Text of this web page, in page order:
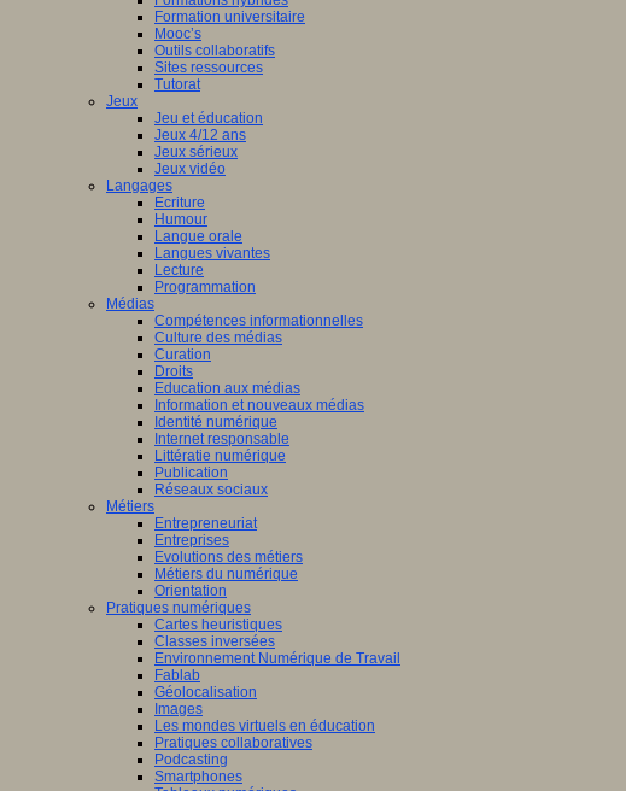
Formation universitaire
Mooc’s
Outils collaboratifs
Sites ressources
Tutorat
Jeux
Jeu et éducation
Jeux 4/12 ans
Jeux sérieux
Jeux vidéo
Langages
Ecriture
Humour
Langue orale
Langues vivantes
Lecture
Programmation
Médias
Compétences informationnelles
Culture des médias
Curation
Droits
Education aux médias
Information et nouveaux médias
Identité numérique
Internet responsable
Littératie numérique
Publication
Réseaux sociaux
Métiers
Entrepreneuriat
Entreprises
Evolutions des métiers
Métiers du numérique
Orientation
Pratiques numériques
Cartes heuristiques
Classes inversées
Environnement Numérique de Travail
Fablab
Géolocalisation
Images
Les mondes virtuels en éducation
Pratiques collaboratives
Podcasting
Smartphones